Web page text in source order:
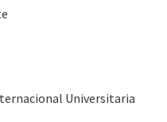
Universitaria